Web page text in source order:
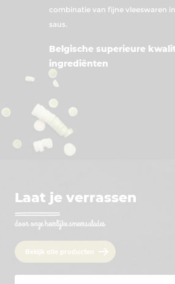
combinatie van fijne vleeswaren
saus.
Belgische superieure
ingrediënten
Laat je verrassen
door onze heerlijke smeersalades
Bekijk alle producten